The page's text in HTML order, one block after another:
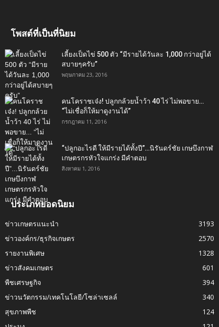
โพสต์ที่เป็นที่นิยม
เลี้ยงเป็ดไข่ 500 ตัว “มีรายได้วันละ 1,000 กว่าอยู่ได้
สบายๆครับ”
พฤษภาคม 23, 2016
คนโคราชเจ๋ง! ปลูกกล้วยน้ำว้า 40 ไร่ ไม่พอขาย…
“ไม่เชื่อก็ให้มาดูงานได้”‬
กรกฎาคม 11, 2016
“ปลูกอะไรดี ให้มีรายได้ทั้งปี”…นิรันดร์ชัย เกษบึงกาฬ
เกษตรกรหัวใจแกร่ง มีคำตอบ
สิงหาคม 1, 2016
ประเภทยอดนิยม
ข่าวเกษตรแนะนำ
3193
ข่าวองค์กร/ธุรกิจเกษตร
2570
รายงานพิเศษ
1328
ข่าวสังคมเกษตร
601
พืชเศรษฐกิจ
394
ข่าวนวัตกรรม/เทคโนโลยี/โซล่าเซลล์
340
สุขภาพพืช
124